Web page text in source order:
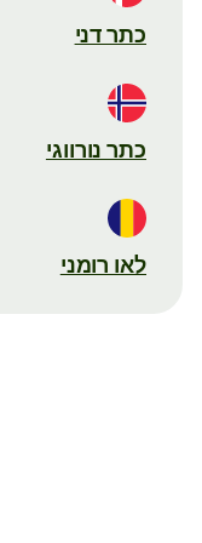
כתר דני
כתר נורווגי
לאו רומני